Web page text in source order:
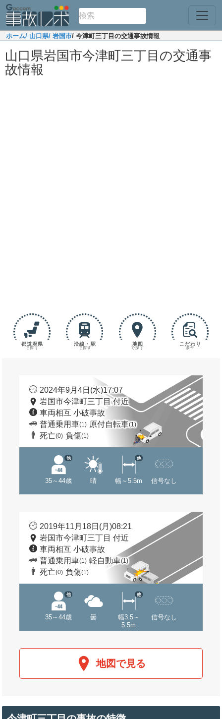
ホーム/ 山口県/ 岩国市/ 今津町三丁目の交通事故情報
山口県岩国市今津町三丁目の交通事
故情報
都道府県
で探す
沿線・駅
で探す
地図
で探す
こだわり
条件
2024年9月4日(水)17:07
岩国市今津町三丁目 付近
車両相互 小破事故
普通乗用車(1) 原付自転車(1)
死亡(0) 負傷(1)
35～44歳
他
晴 幅～5.5m
他
信号なし
2019年11月18日(月)08:21
岩国市今津町三丁目 付近
車両相互 小破事故
普通乗用車(1) 軽自動車(1)
死亡(0) 負傷(1)
35～44歳
他
曇
幅3.5～
5.5m
他
信号なし
地図で見る